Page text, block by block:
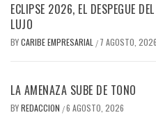
ECLIPSE 2026, EL DESPEGUE
LUJO
BYCARIBE EMPRESARIAL / 7 AGOSTO, 2026
LA AMENAZA SUBE DE TONO
BYREDACCION /6 AGOSTO, 2026